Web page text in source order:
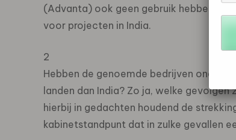
(Advanta) ook geen gebruik hebben
voor projecten in India.
2
Hebben de genoemde bedrijven
landen dan India? Zo ja, welke
hierbij in gedachten houdend de
kabinetstandpunt dat in zulke gevallen